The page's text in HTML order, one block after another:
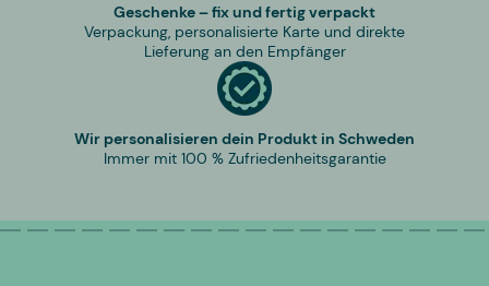
Geschenke – fix und fertig verpackt
Verpackung, personalisierte Karte und direkte
Lieferung an den Empfänger
Wir personalisieren dein Produkt in Schweden
Immer mit 100 % Zufriedenheitsgarantie